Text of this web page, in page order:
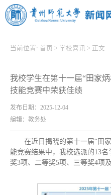
当前位置: 首页 > 学校喜讯 > 正文
我校学生在第十一届“田家
技能竞赛中荣获佳绩
发布日期：2025-12-04
编辑：教务处
在近日揭晓的第十一届“田
能竞赛结果中，我校选派的13
奖3项、二等奖5项、三等奖4项